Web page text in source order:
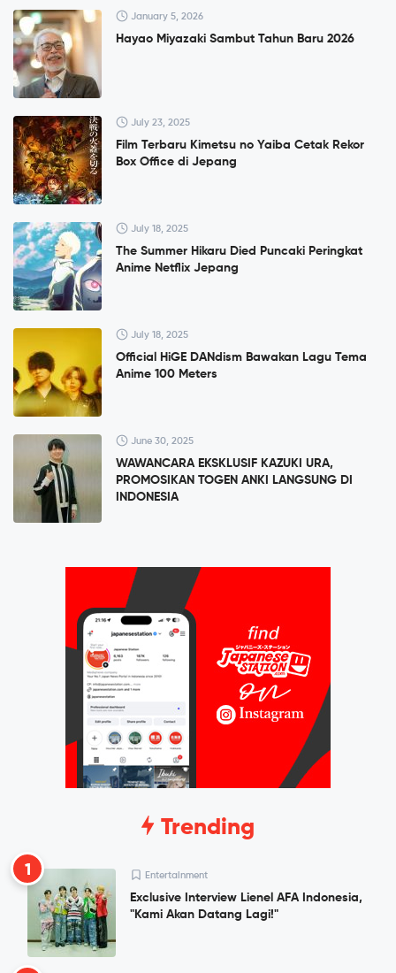
January 5, 2026
Hayao Miyazaki Sambut Tahun Baru 2026
July 23, 2025
Film Terbaru Kimetsu no Yaiba Cetak Rekor
Box Office di Jepang
July 18, 2025
The Summer Hikaru Died Puncaki Peringkat
Anime Netflix Jepang
July 18, 2025
Official HiGE DANdism Bawakan Lagu Tema
Anime 100 Meters
June 30, 2025
WAWANCARA EKSKLUSIF KAZUKI URA,
PROMOSIKAN TOGEN ANKI LANGSUNG DI
INDONESIA
Trending
1 Entertainment
Exclusive Interview Lienel AFA Indonesia,
"Kami Akan Datang Lagi!"